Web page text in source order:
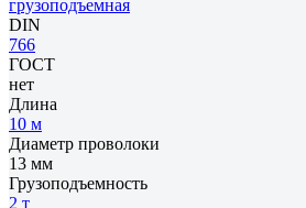
грузоподъемная
DIN
766
ГОСТ
нет
Длина
10 м
Диаметр проволоки
13 мм
Грузоподъемность
2 т